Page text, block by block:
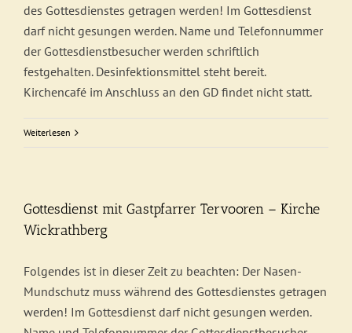
des Gottesdienstes getragen werden! Im Gottesdienst
darf nicht gesungen werden. Name und Telefonnummer
der Gottesdienstbesucher werden schriftlich
festgehalten. Desinfektionsmittel steht bereit.
Kirchencafé im Anschluss an den GD findet nicht statt.
Weiterlesen
Gottesdienst mit Gastpfarrer Tervooren – Kirche
Wickrathberg
Folgendes ist in dieser Zeit zu beachten: Der Nasen-
Mundschutz muss während des Gottesdienstes getragen
werden! Im Gottesdienst darf nicht gesungen werden.